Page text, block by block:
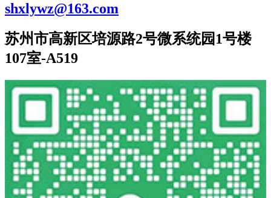
shxlywz@163.com
苏州市高新区培源路2号微系统园1号楼
107室-A519